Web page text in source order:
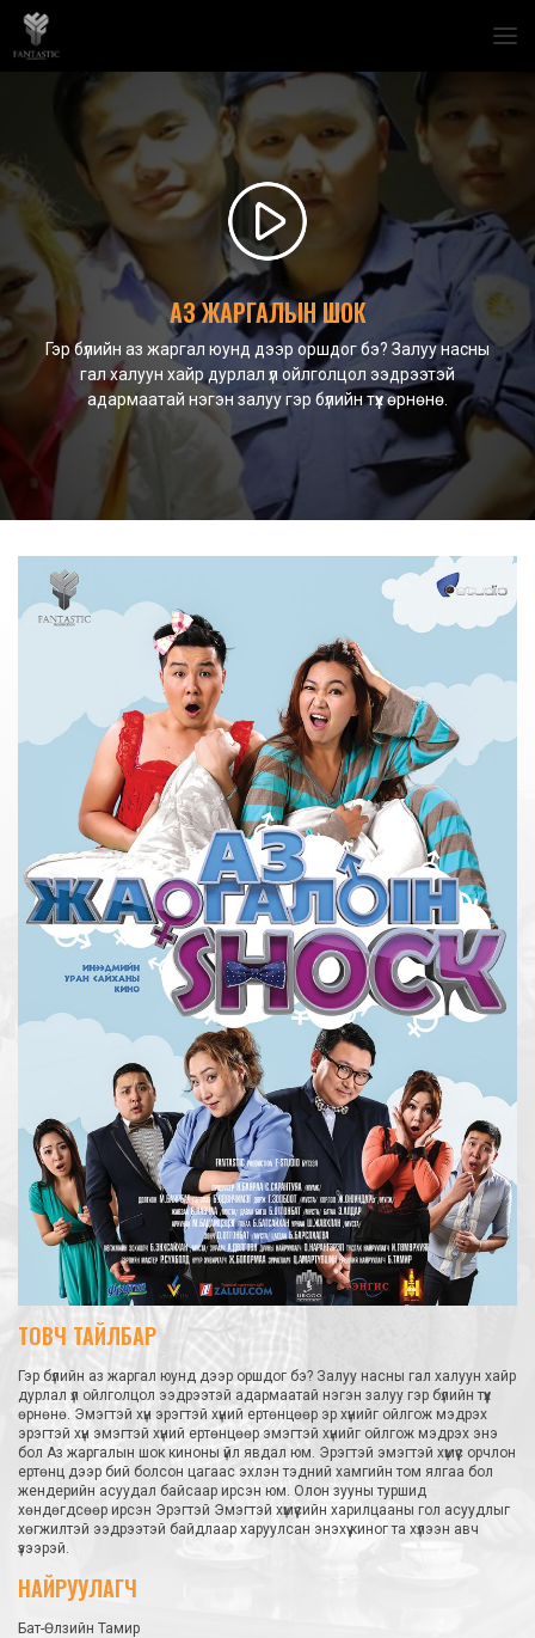
АЗ ЖАРГАЛЫН ШОК
Гэр бүлийн аз жаргал юунд дээр оршдог бэ? Залуу насны
гал халуун хайр дурлал үл ойлголцол ээдрээтэй
адармаатай нэгэн залуу гэр бүлийн түүх өрнөнө.
ТОВЧ ТАЙЛБАР
Гэр бүлийн аз жаргал юунд дээр оршдог бэ? Залуу насны гал халуун хайр
дурлал үл ойлголцол ээдрээтэй адармаатай нэгэн залуу гэр бүлийн түүх
өрнөнө. Эмэгтэй хүн эрэгтэй хүний ертөнцөөр эр хүнийг ойлгож мэдрэх
эрэгтэй хүн эмэгтэй хүний ертөнцөөр эмэгтэй хүнийг ойлгож мэдрэх энэ
бол Аз жаргалын шок киноны үйл явдал юм. Эрэгтэй эмэгтэй хүмүүс орчлон
ертөнц дээр бий болсон цагаас эхлэн тэдний хамгийн том ялгаа бол
жендерийн асуудал байсаар ирсэн юм. Олон зууны туршид
хөндөгдсөөр ирсэн Эрэгтэй Эмэгтэй хүмүүсийн харилцааны гол асуудлыг
хөгжилтэй ээдрээтэй байдлаар харуулсан энэхүү киног та хүлээн авч
үзээрэй.
НАЙРУУЛАГЧ
Бат-Өлзийн Тамир